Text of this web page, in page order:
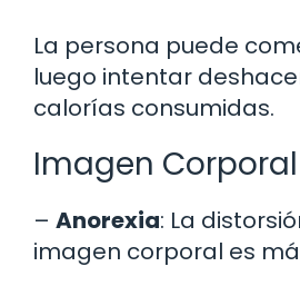
La persona puede
luego intentar
calorías consumidas.
Imagen Corporal
– Anorexia: La
imagen corporal es